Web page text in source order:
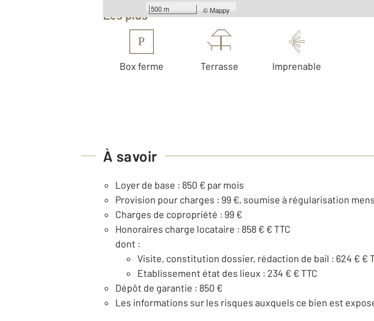
500 m ©Mappy
Les plus
P
Box ferme Terrasse Imprenable
À savoir
Loyer de base : 850 € par mois
Provision pour charges : 99 €, soumise à régularisation
Charges de copropriété : 99 €
Honoraires charge locataire : 858 € € TTC
dont :
Visite, constitution dossier, rédaction de bail : 624 € €
Etablissement état des lieux : 234 € € TTC
Dépôt de garantie : 850 €
Les informations sur les risques auxquels ce bien est